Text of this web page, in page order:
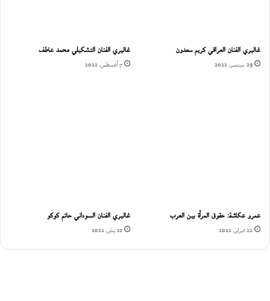
غاليري الفنان العراقي كريم سعدون
29 سبتمبر، 2022
غاليري الفنان التشكيلي محمد عاطف
7 أغسطس، 2022
عمرو عكاشة: حقوق المرأة بين العرب
22 فبراير، 2022
غاليري الفنان السوداني حاتم كوكو
21 يناير، 2022